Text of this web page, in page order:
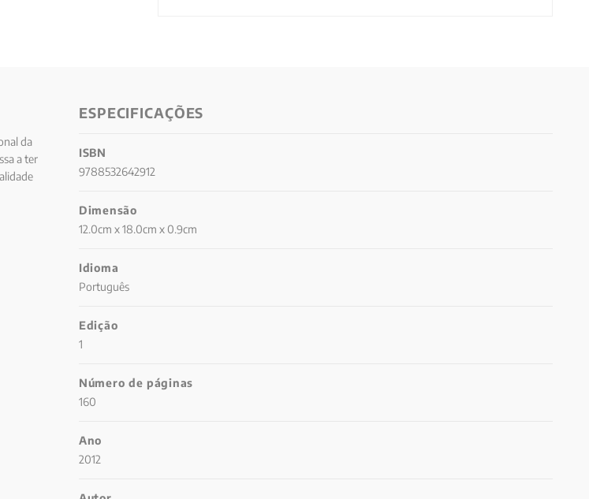
da
a ter
e
ESPECIFICAÇÕES
ISBN
9788532642912
Dimensão
12.0cm x 18.0cm x 0.9cm
Idioma
Português
Edição
1
Número de páginas
160
Ano
2012